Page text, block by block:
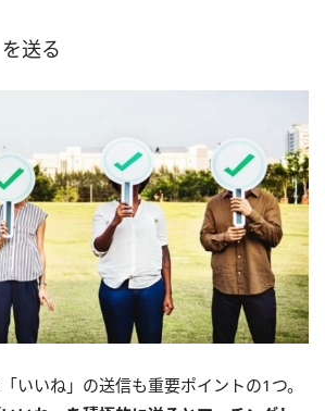
送る
いいね」の送信も重要ポイントの1つ。